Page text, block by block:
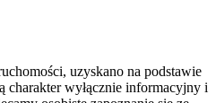
uzyskano na podstawie
charakter wyłącznie informacyjny i